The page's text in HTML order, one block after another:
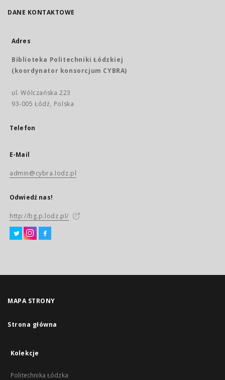
DANE KONTAKTOWE
Adres
Biblioteka Politechniki Łódzkiej
(koordynator konsorcjum CYBRA)
ul. Wólczańska 223
93-005 Łódź, Polska
Telefon
E-Mail
admin@cybra.lodz.pl
Odwiedź nas!
http://bg.p.lodz.pl/
MAPA STRONY
Strona główna
Kolekcje
Politechnika Łódzka